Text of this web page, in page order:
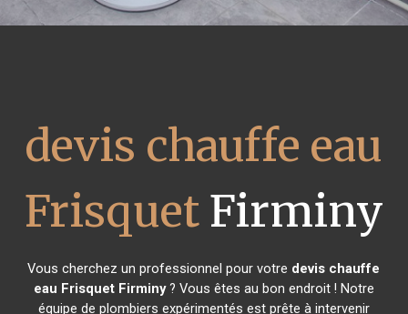
devis chauffe eau
FrisquetFirminy
Vous cherchez un professionnel pour votre devis chauffe
eau Frisquet Firminy? Vous êtes au bon endroit ! Notre
équipe de plombiers expérimentés est prête à intervenir